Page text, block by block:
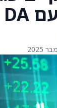
וירטואלית עם DA